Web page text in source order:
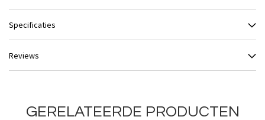
Specificaties
Reviews
GERELATEERDE PRODUCTEN